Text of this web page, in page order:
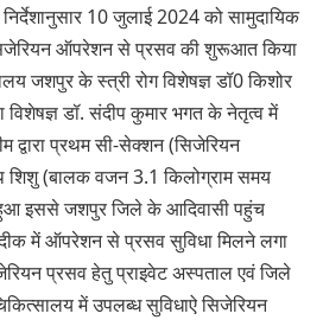
10 जुलाई 2024 को सामुदायिक
ऑपरेशन से प्रसव की शुरूआत किया
जशपुर के स्त्री रोग विशेषज्ञ डॉ0 किशोर
विशेषज्ञ डॉ. संदीप कुमार भगत के नेतृत्व में
द्वारा प्रथम सी-सेक्शन (सिजेरियन
(बालक वजन 3.1 किलोग्राम समय
इससे जशपुर जिले के आदिवासी पहुंच
में ऑपरेशन से प्रसव सुविधा मिलने लगा
प्रसव हेतु प्राइवेट अस्पताल एवं जिले
में उपलब्ध सुविधाऐ सिजेरियन